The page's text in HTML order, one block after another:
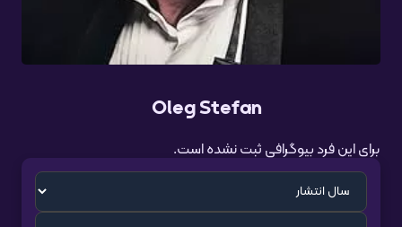
Oleg Stefan
برای این فرد بیوگرافی ثبت نشده است.